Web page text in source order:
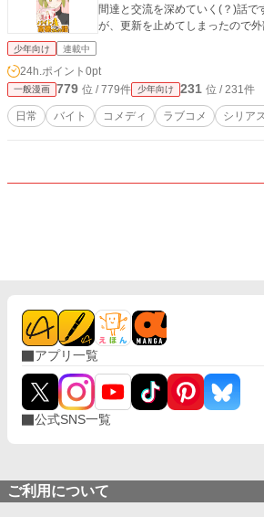
間達と交流を深めていく(？)話で
が、更新を止めてしまったので
少年向け 連載中
24h.ポイント 0pt
一般漫画 779 位 / 779件 少年向け 231 位 / 231件
日常 バイト コメディ ラブコメ シリア
アプリ一覧
公式SNS一覧
ご利用について